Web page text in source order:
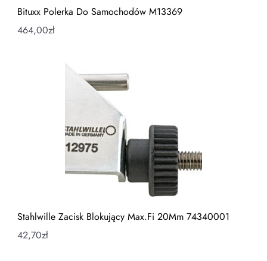
Bituxx Polerka Do Samochodów M13369
464,00zł
Stahlwille Zacisk Blokujący Max.Fi 20Mm 74340001
42,70zł